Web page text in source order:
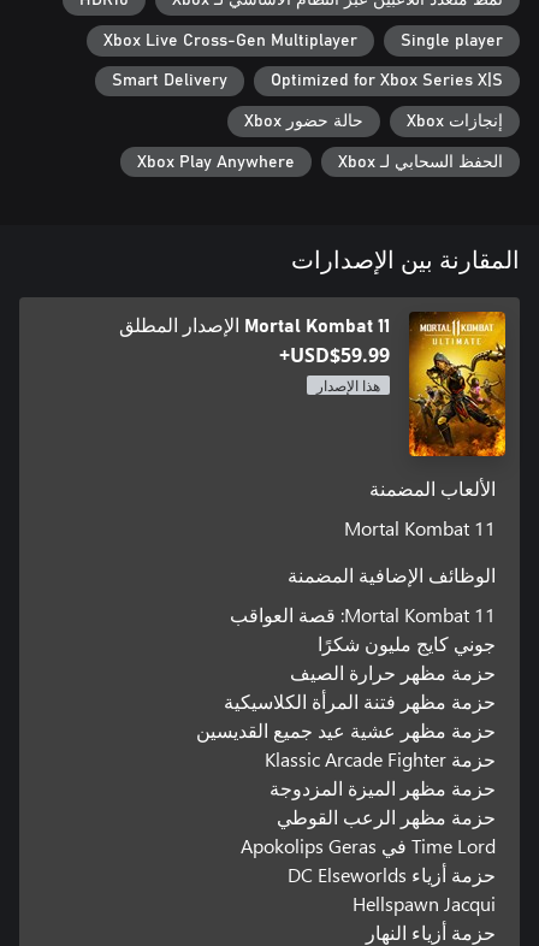
Single player
Xbox Live Cross-Gen Multiplayer
Optimized for Xbox Series X|S
Smart Delivery
إنجازات Xbox حالة حضور Xbox
الحفظ السحابي لـ Xbox Xbox Play Anywhere
المقارنة بين الإصدارات
Mortal Kombat 11 الإصدار المطلق
USD$59.99+
هذا الإصدار
الألعاب المضمنة
Mortal Kombat 11
الوظائف الإضافية المضمنة
Mortal Kombat 11: قصة العواقب
جوني كايج مليون شكرًا
حزمة مظهر حرارة الصيف
حزمة مظهر فتنة المرأة الكلاسيكية
حزمة مظهر عشية عيد جميع القديسين
حزمة Klassic Arcade Fighter
حزمة مظهر الميزة المزدوجة
حزمة مظهر الرعب القوطي
Time Lord في Apokolips Geras
حزمة أزياء DC Elseworlds
Hellspawn Jacqui
حزمة أزياء النهار